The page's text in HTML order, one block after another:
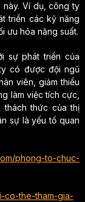
này. Ví dụ, công ty
triển các kỹ năng
ưu hóa năng suất.
sự phát triển của
có được đội ngũ
viên, giảm thiểu
làm việc tích cực,
thức của thị
sự là yếu tố quan
phong-to-chuc-
co-the-tham-gia-